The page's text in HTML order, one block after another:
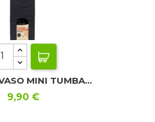
MINI TUMBA...
Precio
9,90 €